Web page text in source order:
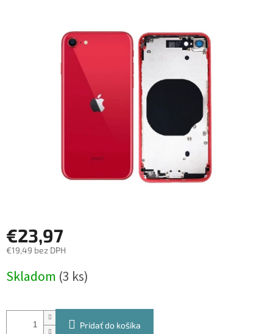
€23,97
€19,49 bez DPH
cena:
Skladom (3 ks)
Pridať do košíka